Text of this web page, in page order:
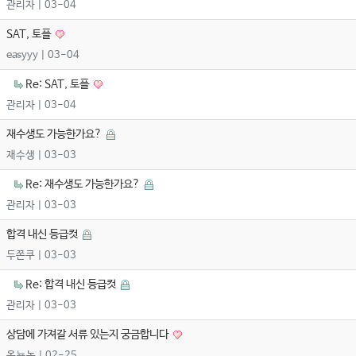
관리자 | 03-04
SAT, 토플
easyyy | 03-04
Re: SAT, 토플
관리자 | 03-04
재수생도 가능한가요?
재수생 | 03-03
Re: 재수생도 가능한가요?
관리자 | 03-03
합격 내신 등급컷
두쫀쿠 | 03-03
Re: 합격 내신 등급컷
관리자 | 03-03
상담에 가져갈 서류 있는지 궁금합니다